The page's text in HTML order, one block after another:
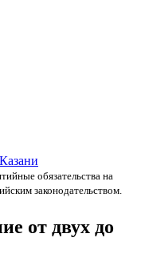
обязательства на
законодательством.
от двух до